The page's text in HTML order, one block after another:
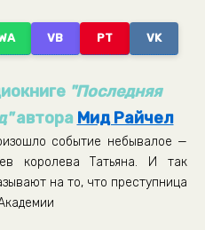
VB PT VK
"Последняя
автора Мид Райчел
событие небывалое —
королева Татьяна. И так
на то, что преступница